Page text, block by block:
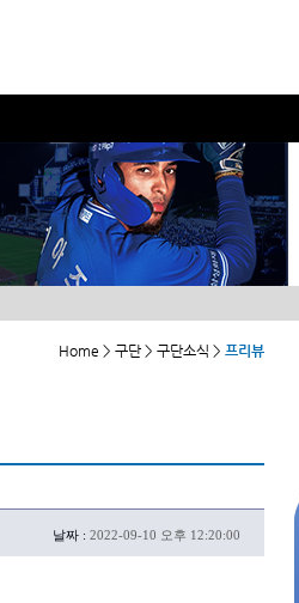
Home > 구단 > 구단소식 > 프리뷰
날짜 : 2022-09-10 오후 12:20:00